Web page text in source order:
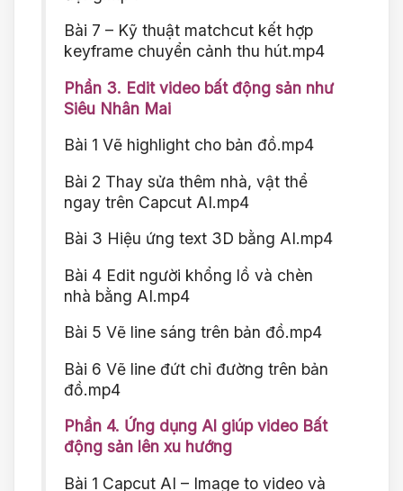
Bài 7 – Kỹ thuật matchcut kết hợp
keyframe chuyển cảnh thu hút.mp4
Phần 3. Edit video bất động sản như
Siêu Nhân Mai
Bài 1 Vẽ highlight cho bản đồ.mp4
Bài 2 Thay sửa thêm nhà, vật thể
ngay trên Capcut AI.mp4
Bài 3 Hiệu ứng text 3D bằng AI.mp4
Bài 4 Edit người khổng lồ và chèn
nhà bằng AI.mp4
Bài 5 Vẽ line sáng trên bản đồ.mp4
Bài 6 Vẽ line đứt chỉ đường trên bản
đồ.mp4
Phần 4. Ứng dụng Al giúp video Bất
động sản lên xu hướng
Bài 1 Capcut AI – Image to video và